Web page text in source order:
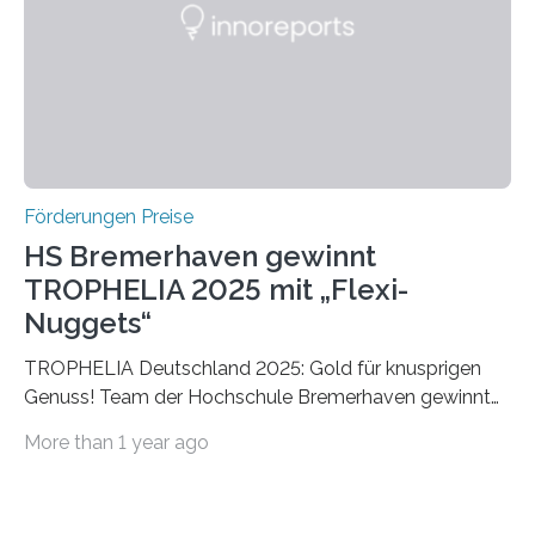
Foundation, des BIAL Award in Biomedicine ist in
Förderungen Preise
HS Bremerhaven gewinnt
TROPHELIA 2025 mit „Flexi-
Nuggets“
TROPHELIA Deutschland 2025: Gold für knusprigen
Genuss! Team der Hochschule Bremerhaven gewinnt
ECOTROPHELIAMit der Produktidee “Flexi-Nuggets”
More than 1 year ago